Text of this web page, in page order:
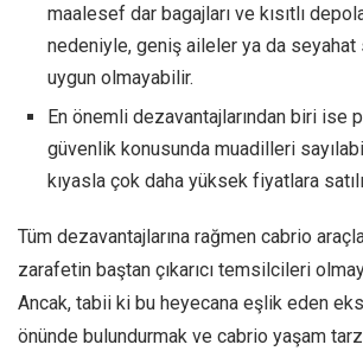
maalesef dar bagajları ve kısıtlı
nedeniyle, geniş aileler ya da
uygun olmayabilir.
En önemli dezavantajlarından biri ise
güvenlik konusunda muadilleri
kıyasla çok daha yüksek fiyatlara
Tüm dezavantajlarına rağmen cabrio
zarafetin baştan çıkarıcı temsilcileri
Ancak, tabii ki bu heyecana eşlik eden
önünde bulundurmak ve cabrio yaşam